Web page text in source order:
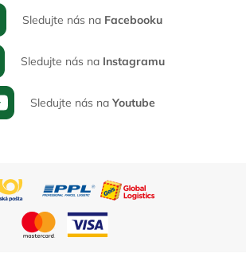
Sledujte nás na Facebooku
Sledujte nás na Instagramu
Sledujte nás na Youtube